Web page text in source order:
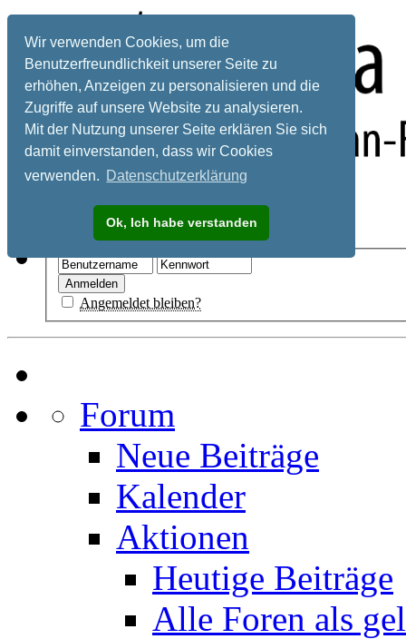
Wir verwenden Cookies, um die
Benutzerfreundlichkeit unserer Seite zu
erhöhen, Anzeigen zu personalisieren und die
Zugriffe auf unsere Website zu analysieren.
Mit der Nutzung unserer Seite erklären Sie sich
damit einverstanden, dass wir Cookies
verwenden. Datenschutzerklärung
Ok, Ich habe verstanden
Registrieren
Angemeldet bleiben?
Forum
Neue Beiträge
Kalender
Aktionen
Heutige Beiträge
Alle Foren als